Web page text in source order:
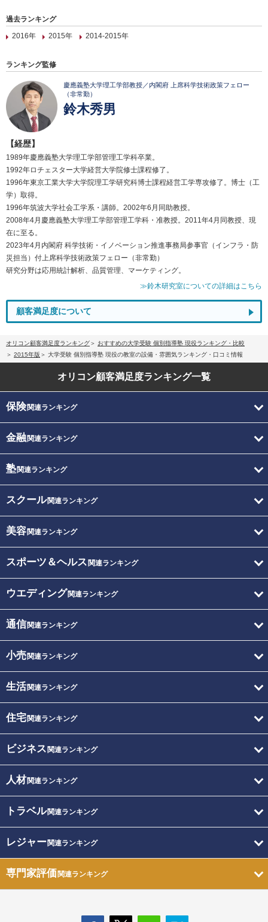
過去ランキング
2016年
2015年 2014-2015年
ランキング監修
慶應義塾大学理工学部教授／内閣府 上席科学技術政策フェロー
（非常勤）
鈴木秀男
【経歴】
1989年慶應義塾大学理工学部管理工学科卒業。
1992年ロチェスター大学経営大学院修士課程修了。
1996年東京工業大学大学院理工学研究科博士課程経営工学専攻修了。博士（工
学）取得。
1996年筑波大学社会工学系・講師。2002年6月同助教授。
2008年4月慶應義塾大学理工学部管理工学科・准教授。2011年4月同教授、現
在に至る。
2023年4月内閣府 科学技術・イノベーション推進事務局参事官（インフラ・防
災担当）付上席科学技術政策フェロー（非常勤）
研究分野は応用統計解析、品質管理、マーケティング。
≫鈴木研究室についての詳細はこちら
顧客満足度について
オリコン顧客満足度ランキング
おすすめの大学受験 個別指導塾 現役ランキング・比較
2015年版
大学受験 個別指導塾 現役の教室の設備・雰囲気ランキング・口コミ情報
オリコン顧客満足度ランキング一覧
保険関連ランキング
金融関連ランキング
塾関連ランキング
スクール関連ランキング
美容関連ランキング
スポーツ＆ヘルス 関連ランキング
ウエディング関連ランキング
通信関連ランキング
小売関連ランキング
生活関連ランキング
住宅関連ランキング
ビジネス 関連ランキング
人材関連ランキング
トラベル関連ランキング
レジャー関連ランキング
専門家評価関連ランキング